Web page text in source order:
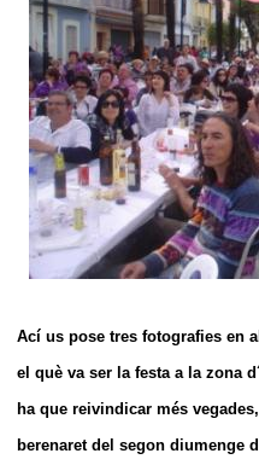
Ací us pose tres fotografies en
el què va ser la festa a la zona
ha que reivindicar més
berenaret del segon diumenge